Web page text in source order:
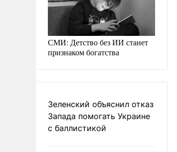
СМИ: Детство без ИИ станет
признаком богатства
Зеленский объяснил отказ
Запада помогать Украине
с баллистикой